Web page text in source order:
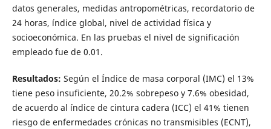
datos generales, medidas antropométricas, recordatorio de
24 horas, índice global, nivel de actividad física y
socioeconómica. En las pruebas el nivel de significación
empleado fue de 0.01.
Resultados: Según el Índice de masa corporal (IMC) el 13%
tiene peso insuficiente, 20.2% sobrepeso y 7.6% obesidad,
de acuerdo al índice de cintura cadera (ICC) el 41% tienen
riesgo de enfermedades crónicas no transmisibles (ECNT),